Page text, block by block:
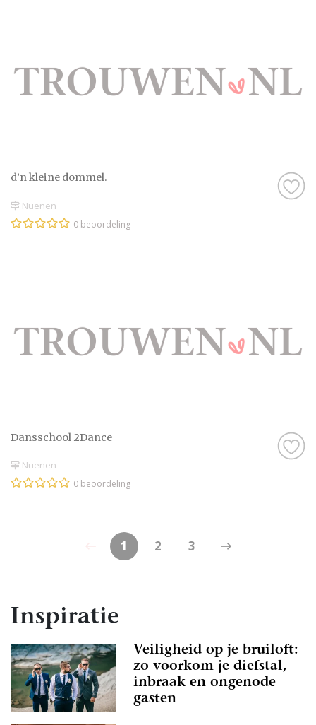
d’n kleine dommel.
Nuenen
0 beoordeling
Dansschool 2Dance
Nuenen
0 beoordeling
1 2 3
Inspiratie
Veiligheid op je bruiloft:
zo voorkom je diefstal,
inbraak en ongenode
gasten